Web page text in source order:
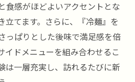
食感がほどよいアクセントとな
立てます。さらに、『冷麺』を
っぱりとした後味で満足感を倍
イドメニューを組み合わせるこ
は一層充実し、訪れるたびに新